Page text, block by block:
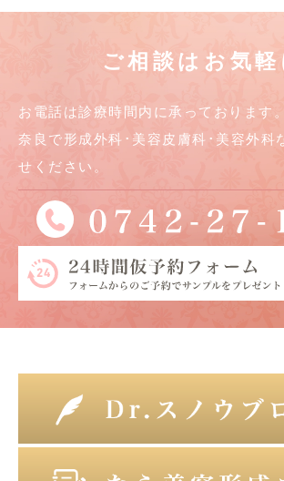
ご相談はお気軽
お電話は診療時間内に承っております。
奈良で形成外科･美容皮膚科･美容外科
せください。